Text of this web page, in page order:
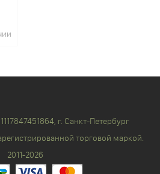
г. Санкт-Петербург
торговой маркой.
2011-2026